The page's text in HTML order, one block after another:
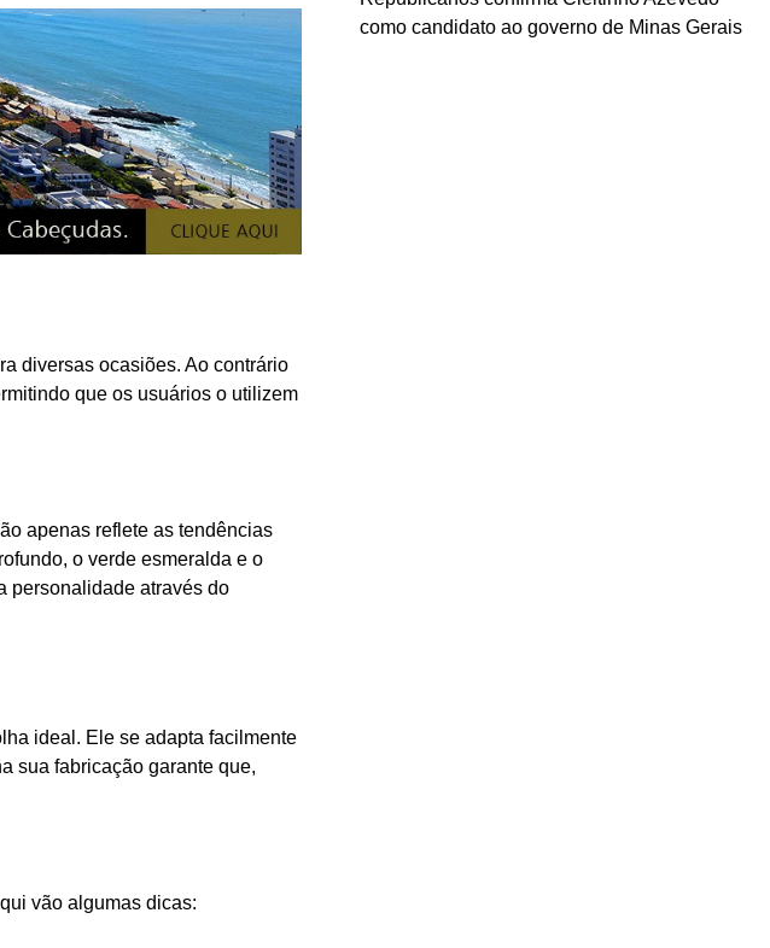
diversas ocasiões. Ao contrário
que os usuários o utilizem
apenas reflete as tendências
o verde esmeralda e o
personalidade através do
ideal. Ele se adapta facilmente
sua fabricação garante que,
vão algumas dicas:
como candidato ao governo de Minas Gerais